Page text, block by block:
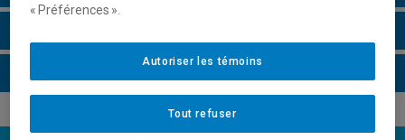
« Préférences ».
Tout refuser
Autoriser les témoins